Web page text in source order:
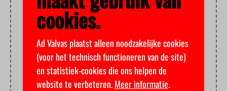
cookies.
Ad Valvas plaatst alleen noodzakelijke cookies
(voor het technisch functioneren van de site)
en statistiek-cookies die ons helpen de
website te verbeteren.Meer informatie.